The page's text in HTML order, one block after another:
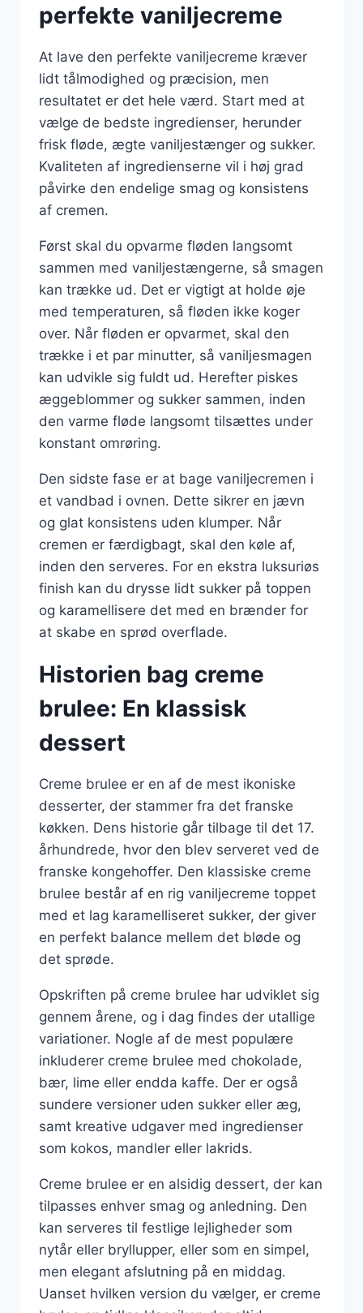
perfekte vaniljecreme
At lave den perfekte vaniljecreme kræver
lidt tålmodighed og præcision, men
resultatet er det hele værd. Start med at
vælge de bedste ingredienser, herunder
frisk fløde, ægte vaniljestænger og sukker.
Kvaliteten af ingredienserne vil i høj grad
påvirke den endelige smag og konsistens
af cremen.
Først skal du opvarme fløden langsomt
sammen med vaniljestængerne, så smagen
kan trække ud. Det er vigtigt at holde øje
med temperaturen, så fløden ikke koger
over. Når fløden er opvarmet, skal den
trække i et par minutter, så vaniljesmagen
kan udvikle sig fuldt ud. Herefter piskes
æggeblommer og sukker sammen, inden
den varme fløde langsomt tilsættes under
konstant omrøring.
Den sidste fase er at bage vaniljecremen i
et vandbad i ovnen. Dette sikrer en jævn
og glat konsistens uden klumper. Når
cremen er færdigbagt, skal den køle af,
inden den serveres. For en ekstra luksuriøs
finish kan du drysse lidt sukker på toppen
og karamellisere det med en brænder for
at skabe en sprød overflade.
Historien bag creme
brulee: En klassisk
dessert
Creme brulee er en af de mest ikoniske
desserter, der stammer fra det franske
køkken. Dens historie går tilbage til det 17.
århundrede, hvor den blev serveret ved de
franske kongehoffer. Den klassiske creme
brulee består af en rig vaniljecreme toppet
med et lag karamelliseret sukker, der giver
en perfekt balance mellem det bløde og
det sprøde.
Opskriften på creme brulee har udviklet sig
gennem årene, og i dag findes der utallige
variationer. Nogle af de mest populære
inkluderer creme brulee med chokolade,
bær, lime eller endda kaffe. Der er også
sundere versioner uden sukker eller æg,
samt kreative udgaver med ingredienser
som kokos, mandler eller lakrids.
Creme brulee er en alsidig dessert, der kan
tilpasses enhver smag og anledning. Den
kan serveres til festlige lejligheder som
nytår eller bryllupper, eller som en simpel,
men elegant afslutning på en middag.
Uanset hvilken version du vælger, er creme